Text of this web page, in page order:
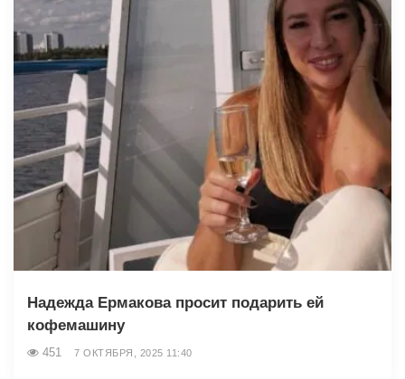
Надежда Ермакова просит подарить ей
кофемашину
451 7 ОКТЯБРЯ, 2025 11:40